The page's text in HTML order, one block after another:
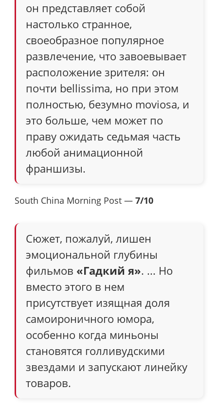
он представляет собой
настолько странное,
своеобразное популярное
развлечение, что завоевывает
расположение зрителя: он
почти bellissima, но при этом
полностью, безумно moviosa, и
это больше, чем может по
праву ожидать седьмая часть
любой анимационной
франшизы.
South China Morning Post — 7/10
Сюжет, пожалуй, лишен
эмоциональной глубины
фильмов «Гадкий я». ... Но
вместо этого в нем
присутствует изящная доля
самоироничного юмора,
особенно когда миньоны
становятся голливудскими
звездами и запускают линейку
товаров.